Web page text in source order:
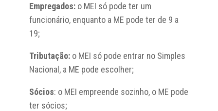
Empregados:o MEI só pode ter um
funcionário, enquanto a ME pode ter de 9 a
19;
Tributação: o MEI só pode entrar no Simples
Nacional, a ME pode escolher;
Sócios: o MEI empreende sozinho, o ME pode
ter sócios;